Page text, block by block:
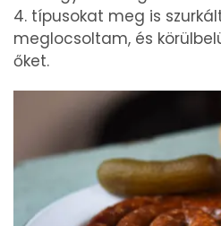
4. típusokat meg is
meglocsoltam, és
őket.